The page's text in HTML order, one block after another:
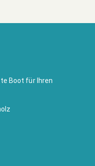
Boot für Ihren